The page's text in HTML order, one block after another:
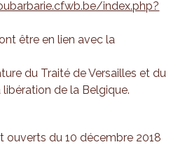
index.php?
être en lien avec la
du Traité de Versailles et du
de la Belgique.
ouverts du 10 décembre 2018